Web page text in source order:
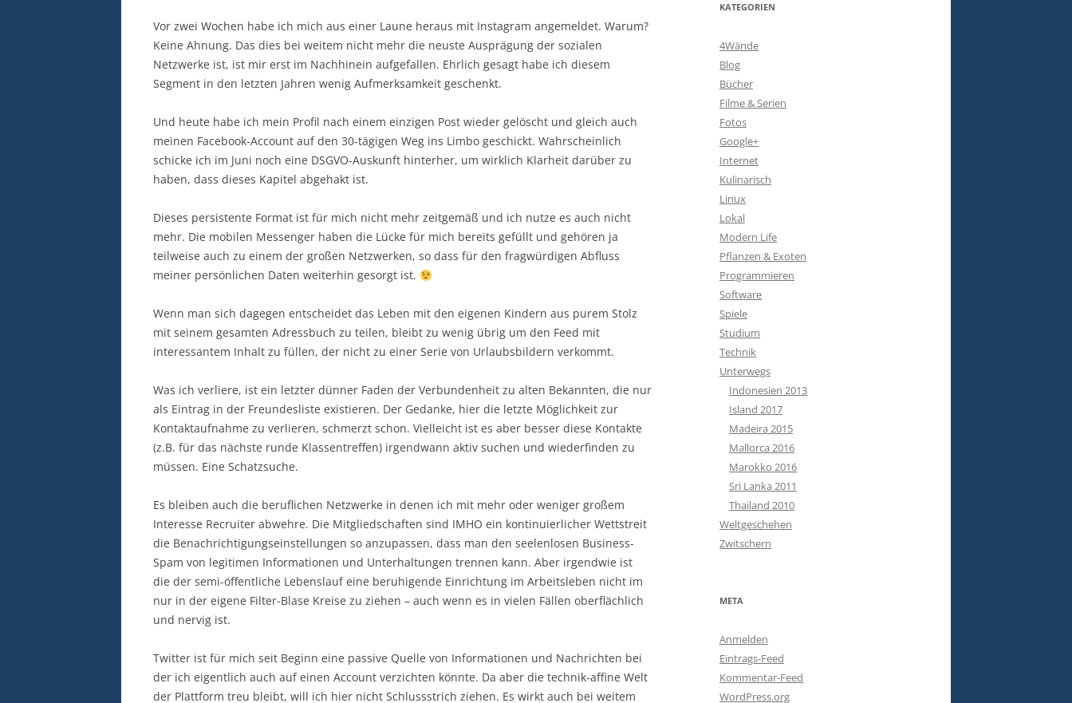
Vor zwei Wochen habe ich mich aus einer Laune heraus mit Instagram angemeldet. Warum?
Keine Ahnung. Das dies bei weitem nicht mehr die neuste Ausprägung der sozialen
Netzwerke ist, ist mir erst im Nachhinein aufgefallen. Ehrlich gesagt habe ich diesem
Segment in den letzten Jahren wenig Aufmerksamkeit geschenkt.
Und heute habe ich mein Profil nach einem einzigen Post wieder gelöscht und gleich auch
meinen Facebook-Account auf den 30-tägigen Weg ins Limbo geschickt. Wahrscheinlich
schicke ich im Juni noch eine DSGVO-Auskunft hinterher, um wirklich Klarheit darüber zu
haben, dass dieses Kapitel abgehakt ist.
Dieses persistente Format ist für mich nicht mehr zeitgemäß und ich nutze es auch nicht
mehr. Die mobilen Messenger haben die Lücke für mich bereits gefüllt und gehören ja
teilweise auch zu einem der großen Netzwerken, so dass für den fragwürdigen Abfluss
meiner persönlichen Daten weiterhin gesorgt ist.
Wenn man sich dagegen entscheidet das Leben mit den eigenen Kindern aus purem Stolz
mit seinem gesamten Adressbuch zu teilen, bleibt zu wenig übrig um den Feed mit
interessantem Inhalt zu füllen, der nicht zu einer Serie von Urlaubsbildern verkommt.
Was ich verliere, ist ein letzter dünner Faden der Verbundenheit zu alten Bekannten, die nur
als Eintrag in der Freundesliste existieren. Der Gedanke, hier die letzte Möglichkeit zur
Kontaktaufnahme zu verlieren, schmerzt schon. Vielleicht ist es aber besser diese Kontakte
(z.B. für das nächste runde Klassentreffen) irgendwann aktiv suchen und wiederfinden zu
müssen. Eine Schatzsuche.
Es bleiben auch die beruflichen Netzwerke in denen ich mit mehr oder weniger großem
Interesse Recruiter abwehre. Die Mitgliedschaften sind IMHO ein kontinuierlicher Wettstreit
die Benachrichtigungseinstellungen so anzupassen, dass man den seelenlosen Business-
Spam von legitimen Informationen und Unterhaltungen trennen kann. Aber irgendwie ist
die der semi-öffentliche Lebenslauf eine beruhigende Einrichtung im Arbeitsleben nicht im
nur in der eigene Filter-Blase Kreise zu ziehen – auch wenn es in vielen Fällen oberflächlich
und nervig ist.
Twitter ist für mich seit Beginn eine passive Quelle von Informationen und Nachrichten bei
der ich eigentlich auch auf einen Account verzichten könnte. Da aber die technik-affine Welt
der Plattform treu bleibt, will ich hier nicht Schlussstrich ziehen. Es wirkt auch bei weitem
KATEGORIEN
4Wände
Blog
Bücher
Filme & Serien
Fotos
Google+
Internet
Kulinarisch
Linux
Lokal
Modern Life
Pflanzen & Exoten
Programmieren
Software
Spiele
Studium
Technik
Unterwegs
Indonesien 2013
Island 2017
Madeira 2015
Mallorca 2016
Marokko 2016
Sri Lanka 2011
Thailand 2010
Weltgeschehen
Zwitschern
META
Anmelden
Eintrags-Feed
Kommentar-Feed
WordPress.org